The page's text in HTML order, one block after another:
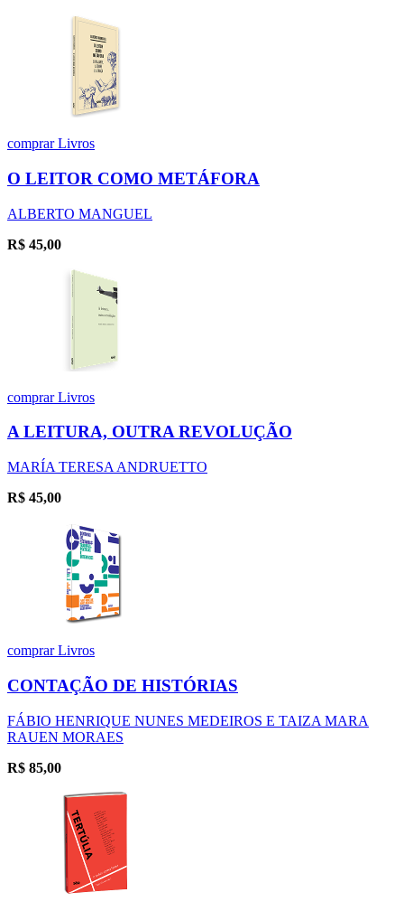
comprarLivros
O LEITOR COMO METÁFORA
ALBERTO MANGUEL
R$ 45,00
comprarLivros
A LEITURA, OUTRA REVOLUÇÃO
MARÍA TERESA ANDRUETTO
R$ 45,00
comprarLivros
CONTAÇÃO DE HISTÓRIAS
FÁBIO HENRIQUE NUNES MEDEIROS E TAIZA MARA
RAUEN MORAES
R$ 85,00